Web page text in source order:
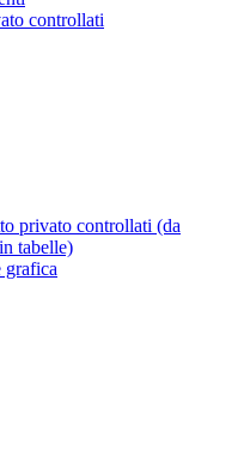
controllati
privato controllati (da
tabelle)
grafica